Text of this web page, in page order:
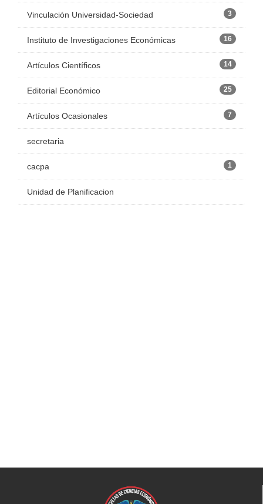
Vinculación Universidad-Sociedad 3
Instituto de Investigaciones Económicas 16
Artículos Científicos 14
Editorial Económico 25
Artículos Ocasionales 7
secretaria
cacpa 1
Unidad de Planificacion